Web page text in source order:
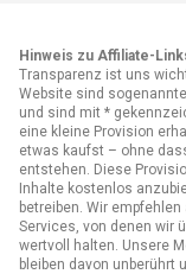
Hinweis zu Affiliate-
Transparenz ist uns
Website sind
und sind mit *
eine kleine Provision
etwas kaufst – ohne
entstehen. Diese
Inhalte kostenlos
betreiben. Wir
Services, von denen wir
wertvoll halten. Unsere
bleiben davon unberührt